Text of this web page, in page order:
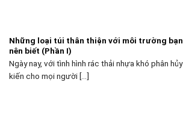
Những loại túi thân thiện với môi trường bạn
nên biết (Phần I)
Ngày nay, với tình hình rác thải nhựa khó phân hủy
kiến cho mọi người [...]